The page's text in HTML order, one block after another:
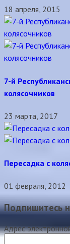
18 апреля, 2015
7-й
колясочников
23 марта, 2017
Пересадка с
01 февраля, 2012
Подпишитесь
Адрес